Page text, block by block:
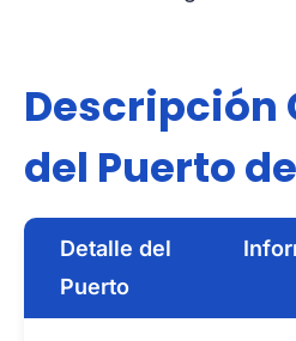
Descripción
del Puerto
Detalle del
Puerto